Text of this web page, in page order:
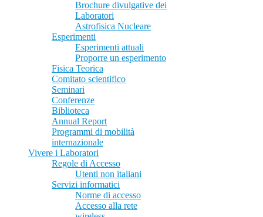
Brochure divulgative dei
Laboratori
Astrofisica Nucleare
Esperimenti
Esperimenti attuali
Proporre un esperimento
Fisica Teorica
Comitato scientifico
Seminari
Conferenze
Biblioteca
Annual Report
Programmi di mobilità
internazionale
Vivere i Laboratori
Regole di Accesso
Utenti non italiani
Servizi informatici
Norme di accesso
Accesso alla rete